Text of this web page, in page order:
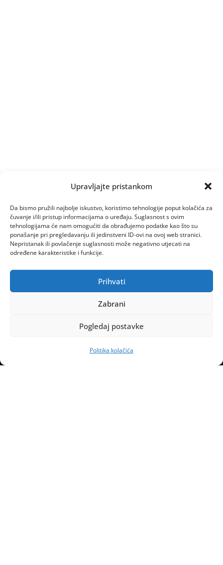
Upravljajte pristankom
Da bismo pružili najbolje iskustvo, koristimo tehnologije poput kolačića za
čuvanje i/ili pristup informacijama o uređaju. Suglasnost s ovim
tehnologijama će nam omogućiti da obrađujemo podatke kao što su
ponašanje pri pregledavanju ili jedinstveni ID-ovi na ovoj web stranici.
Nepristanak ili povlačenje suglasnosti može negativno utjecati na
određene karakteristike i funkcije.
Prihvati
Zabrani
Pogledaj postavke
Politika kolačića